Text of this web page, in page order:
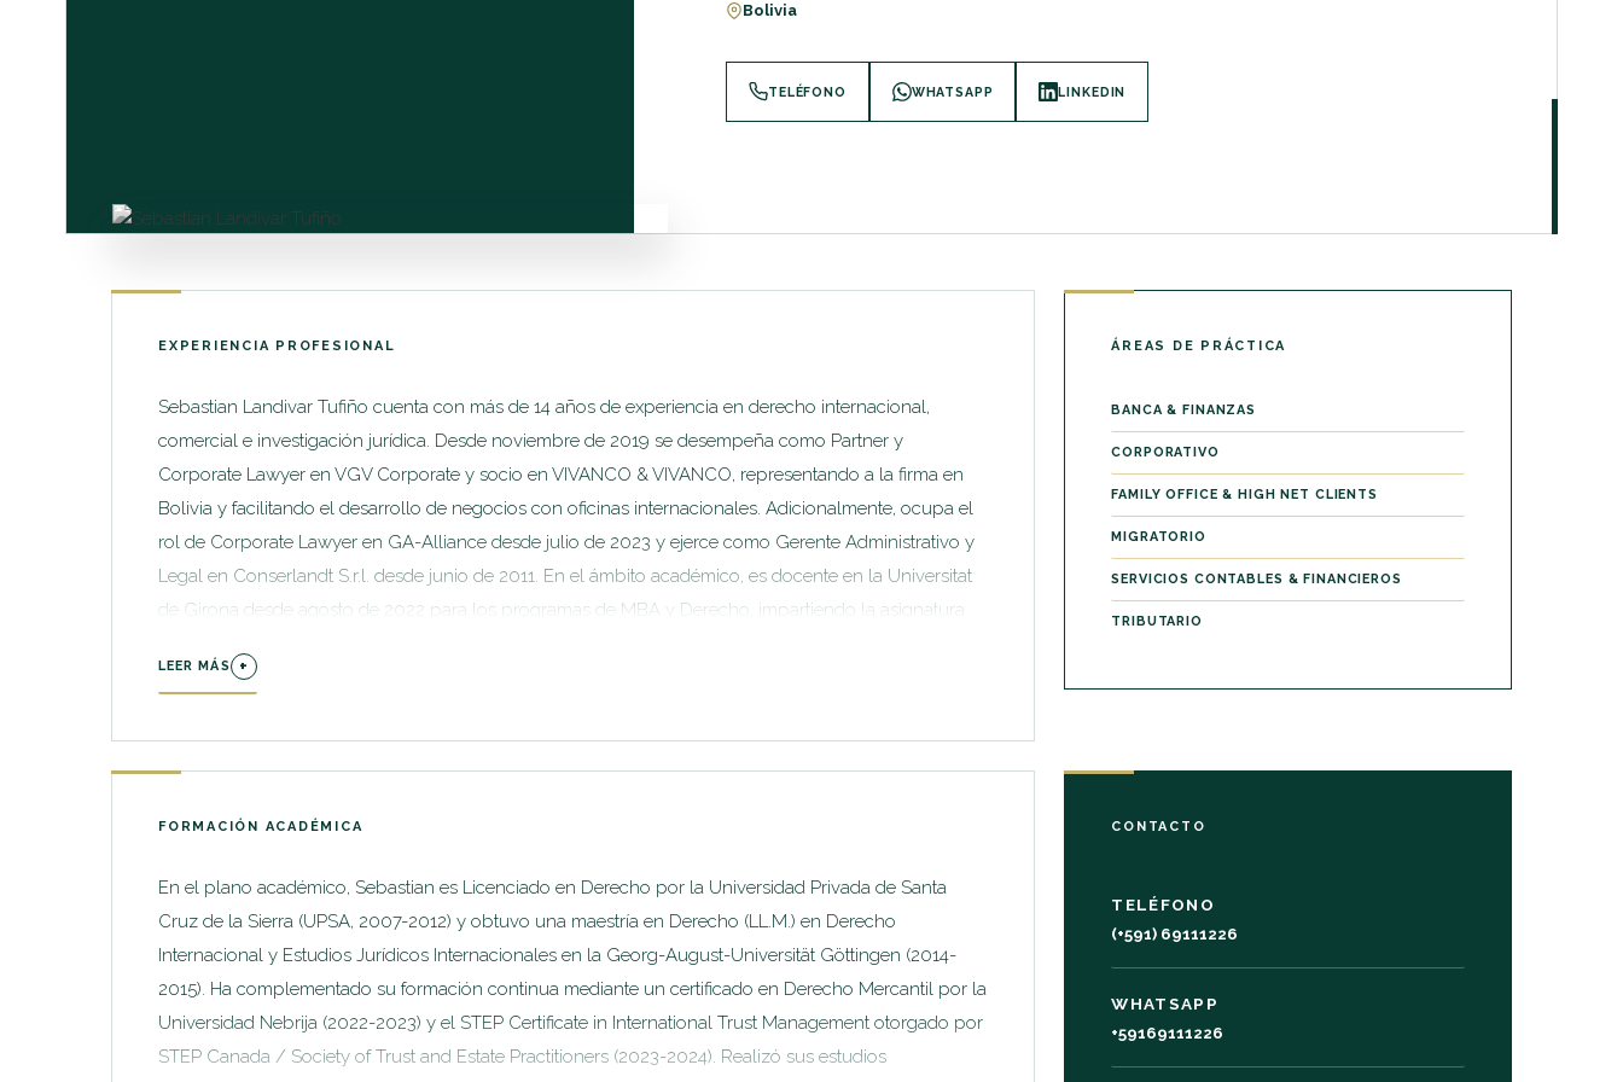
Bolivia
TELÉFONO WHATSAPP LINKEDIN
ÁREAS DE PRÁCTICA
BANCA & FINANZAS
CORPORATIVO
FAMILY OFFICE & HIGH NET CLIENTS
MIGRATORIO
SERVICIOS CONTABLES & FINANCIEROS
TRIBUTARIO
EXPERIENCIA PROFESIONAL
Sebastian Landivar Tufiño cuenta con más de 14 años de experiencia en derecho internacional,
comercial e investigación jurídica. Desde noviembre de 2019 se desempeña como Partner y
Corporate Lawyer en VGV Corporate y socio en VIVANCO & VIVANCO, representando a la firma en
Bolivia y facilitando el desarrollo de negocios con oficinas internacionales. Adicionalmente, ocupa el
rol de Corporate Lawyer en GA-Alliance desde julio de 2023 y ejerce como Gerente Administrativo y
Legal en Conserlandt S.r.l. desde junio de 2011. En el ámbito académico, es docente en la Universitat
de Girona desde agosto de 2022 para los programas de MBA y Derecho, impartiendo la asignatura
investigador (Wissenschaftlicher Mitarbeiter) en la Georg-August-Universität Göttingen (2015-2016),
Fundación Nueva Democracia (2012-2013), participando en la elaboración de informes anuales sobre
derechos humanos en Bolivia. Es además fundador del sitio web buenasentrevistas.com desde 2012.
LEER MÁS +
FORMACIÓN ACADÉMICA
En el plano académico, Sebastian es Licenciado en Derecho por la Universidad Privada de Santa
Cruz de la Sierra (UPSA, 2007-2012) y obtuvo una maestría en Derecho (LL.M.) en Derecho
Internacional y Estudios Jurídicos Internacionales en la Georg-August-Universität Göttingen (2014-
2015). Ha complementado su formación continua mediante un certificado en Derecho Mercantil por la
Universidad Nebrija (2022-2023) y el STEP Certificate in International Trust Management otorgado por
STEP Canada / Society of Trust and Estate Practitioners (2023-2024). Realizó sus estudios
CONTACTO
TELÉFONO
(+591) 69111226
WHATSAPP
+59169111226